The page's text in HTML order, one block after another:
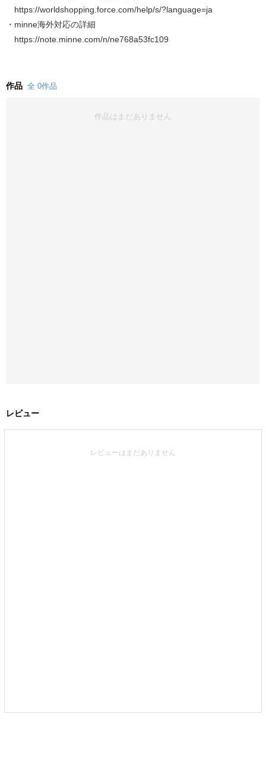
https://worldshopping.force.com/help/s/?language=ja
・minne海外対応の詳細
https://note.minne.com/n/ne768a53fc109
作品 全 0作品
作品はまだありません
レビュー
レビューはまだありません